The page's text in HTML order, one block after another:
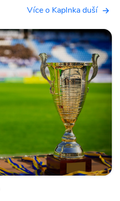
Více o Kaplnka duší